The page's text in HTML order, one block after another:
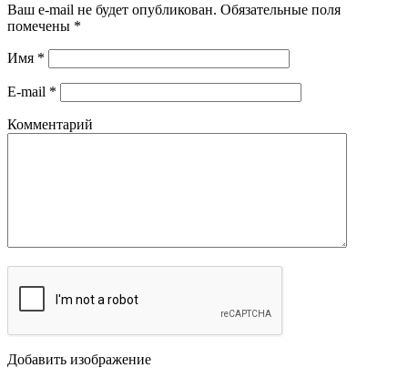
Ваш e-mail не будет опубликован. Обязательные поля
помечены *
Имя *
E-mail *
Комментарий
Добавить изображение